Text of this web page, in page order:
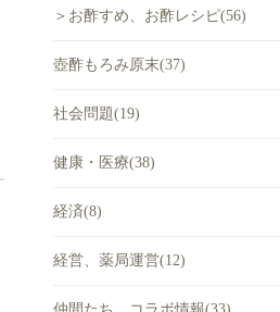
＞お酢すめ、お酢レシピ(56)
壺酢もろみ原末(37)
社会問題(19)
健康・医療(38)
経済(8)
経営、薬局運営(12)